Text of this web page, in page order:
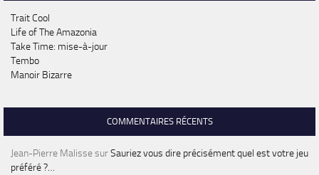
Trait Cool
Life of The Amazonia
Take Time: mise-à-jour
Tembo
Manoir Bizarre
COMMENTAIRES RÉCENTS
Jean-Pierre MalissesurSauriez vous dire précisément quel est votre jeu
préféré ?…